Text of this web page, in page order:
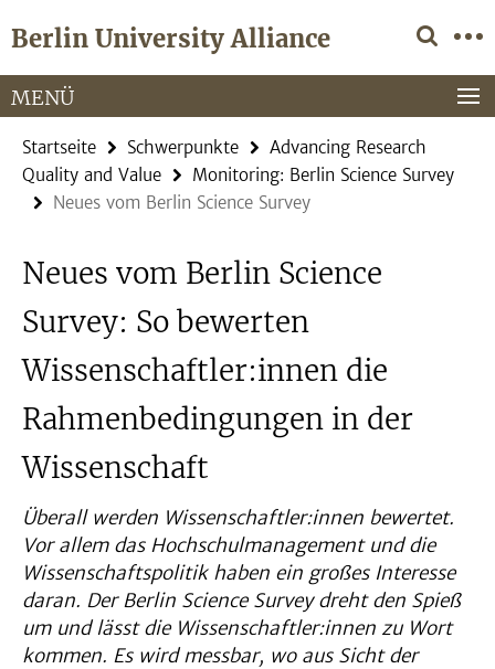
direkt
Inhalt
Berlin University Alliance
Service-
Navigation
MENÜ
Startseite Schwerpunkte
Advancing Research
Quality and Value
Monitoring: Berlin Science Survey
Neues vom Berlin Science Survey
Neues vom Berlin Science
Survey: So bewerten
Wissenschaftler:innen die
Rahmenbedingungen in der
Wissenschaft
Überall werden Wissenschaftler:innen bewertet.
Vor allem das Hochschulmanagement und die
Wissenschaftspolitik haben ein großes Interesse
daran. Der Berlin Science Survey dreht den Spieß
um und lässt die Wissenschaftler:innen zu Wort
kommen. Es wird messbar, wo aus Sicht der